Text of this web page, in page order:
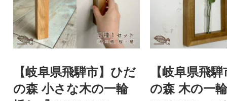
【岐阜県飛騨市】ひだ
の森 小さな木の一輪
【岐阜県飛
の森 木の一